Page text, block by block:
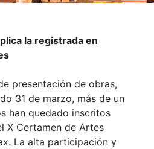
la registrada en
presentación de obras,
31 de marzo, más de un
han quedado inscritos
X Certamen de Artes
La alta participación y